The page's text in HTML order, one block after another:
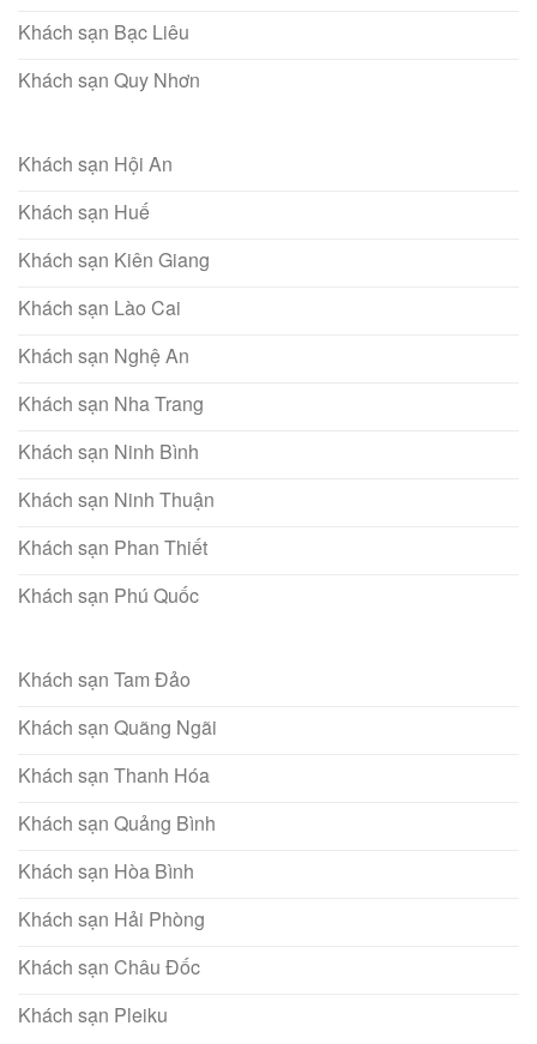
Khách sạn Bạc Liêu
Khách sạn Quy Nhơn
Khách sạn Hội An
Khách sạn Huế
Khách sạn Kiên Giang
Khách sạn Lào Cai
Khách sạn Nghệ An
Khách sạn Nha Trang
Khách sạn Ninh Bình
Khách sạn Ninh Thuận
Khách sạn Phan Thiết
Khách sạn Phú Quốc
Khách sạn Tam Đảo
Khách sạn Quãng Ngãi
Khách sạn Thanh Hóa
Khách sạn Quảng Bình
Khách sạn Hòa Bình
Khách sạn Hải Phòng
Khách sạn Châu Đốc
Khách sạn Pleiku